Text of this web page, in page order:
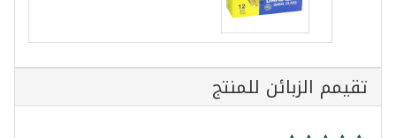
تقيمم الزبائن للمنتج